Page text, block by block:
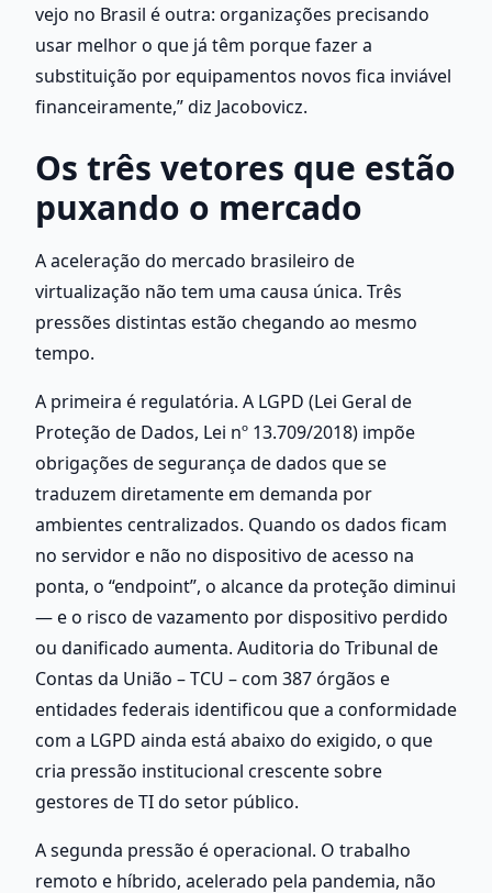
vejo no Brasil é outra: organizações precisando
usar melhor o que já têm porque fazer a
substituição por equipamentos novos fica inviável
financeiramente,” diz Jacobovicz.
Os três vetores que estão
puxando o mercado
A aceleração do mercado brasileiro de
virtualização não tem uma causa única. Três
pressões distintas estão chegando ao mesmo
tempo.
A primeira é regulatória. A LGPD (Lei Geral de
Proteção de Dados, Lei nº 13.709/2018) impõe
obrigações de segurança de dados que se
traduzem diretamente em demanda por
ambientes centralizados. Quando os dados ficam
no servidor e não no dispositivo de acesso na
ponta, o “endpoint”, o alcance da proteção diminui
— e o risco de vazamento por dispositivo perdido
ou danificado aumenta. Auditoria do Tribunal de
Contas da União – TCU – com 387 órgãos e
entidades federais identificou que a conformidade
com a LGPD ainda está abaixo do exigido, o que
cria pressão institucional crescente sobre
gestores de TI do setor público.
A segunda pressão é operacional. O trabalho
remoto e híbrido, acelerado pela pandemia, não